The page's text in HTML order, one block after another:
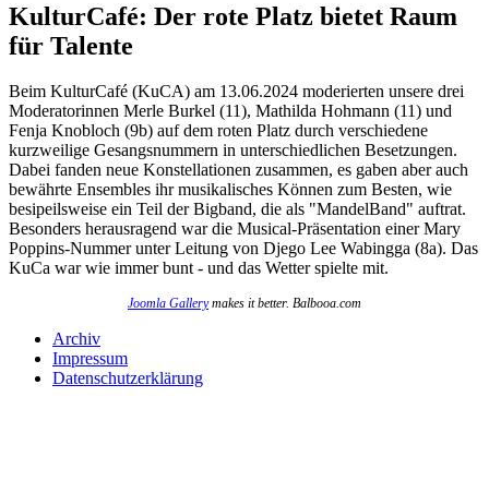
KulturCafé: Der rote Platz bietet Raum
für Talente
Beim KulturCafé (KuCA) am 13.06.2024 moderierten unsere drei
Moderatorinnen Merle Burkel (11), Mathilda Hohmann (11) und
Fenja Knobloch (9b) auf dem roten Platz durch verschiedene
kurzweilige Gesangsnummern in unterschiedlichen Besetzungen.
Dabei fanden neue Konstellationen zusammen, es gaben aber auch
bewährte Ensembles ihr musikalisches Können zum Besten, wie
besipeilsweise ein Teil der Bigband, die als "MandelBand" auftrat.
Besonders herausragend war die Musical-Präsentation einer Mary
Poppins-Nummer unter Leitung von Djego Lee Wabingga (8a). Das
KuCa war wie immer bunt - und das Wetter spielte mit.
Joomla Gallerymakes it better. Balbooa.com
Archiv
Impressum
Datenschutzerklärung